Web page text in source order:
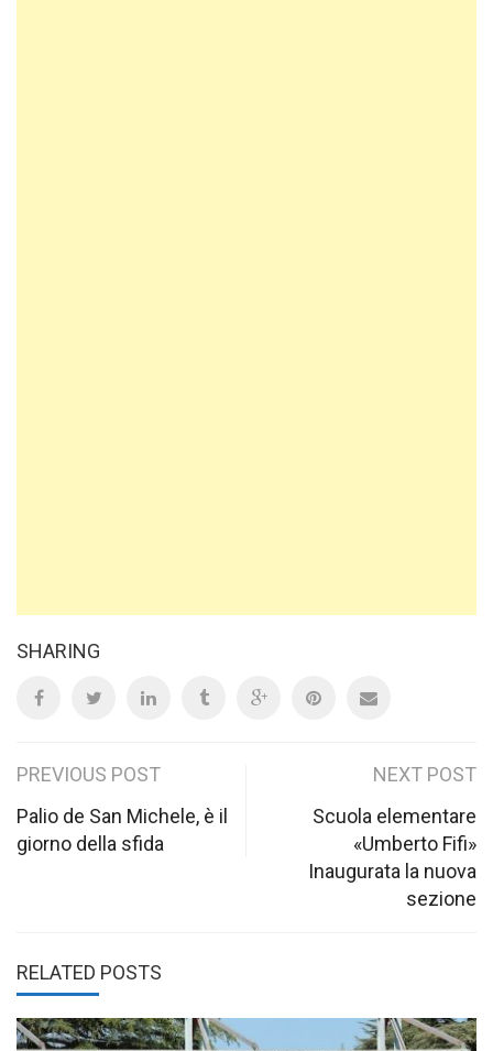
SHARING
Post
navigation
PREVIOUS POST
Palio de San Michele, è il
giorno della sfida
NEXT POST
Scuola elementare
«Umberto Fifi»
Inaugurata la nuova
sezione
RELATED POSTS